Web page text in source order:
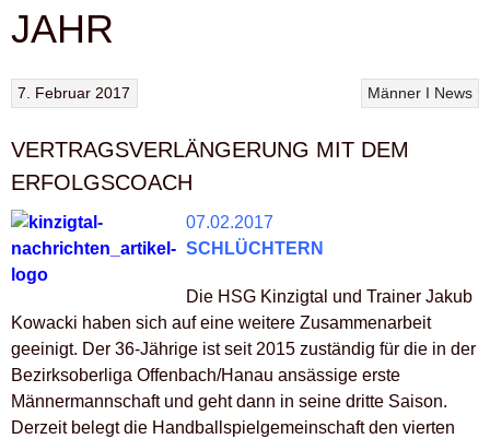
JAHR
Männer I News
7. Februar 2017
VERTRAGSVERLÄNGERUNG MIT DEM
ERFOLGSCOACH
07.02.2017
SCHLÜCHTERN
Die HSG Kinzigtal und Trainer Jakub
Kowacki haben sich auf eine weitere Zusammenarbeit
geeinigt. Der 36-Jährige ist seit 2015 zuständig für die in der
Bezirksoberliga Offenbach/Hanau ansässige erste
Männermannschaft und geht dann in seine dritte Saison.
Derzeit belegt die Handballspielgemeinschaft den vierten